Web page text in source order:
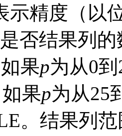
示精度（以
否结果列
果p为从0到
果p为从25
。结果列